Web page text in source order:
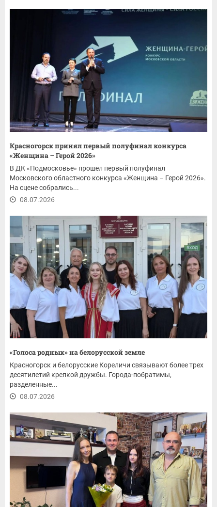
Красногорск принял первый полуфинал конкурса
«Женщина – Герой 2026»
В ДК «Подмосковье» прошел первый полуфинал
Московского областного конкурса «Женщина – Герой 2026».
На сцене собрались...
08.07.2026
«Голоса родных» на белорусской земле
Красногорск и белорусские Кореличи связывают более трех
десятилетий крепкой дружбы. Города-побратимы,
разделенные...
08.07.2026